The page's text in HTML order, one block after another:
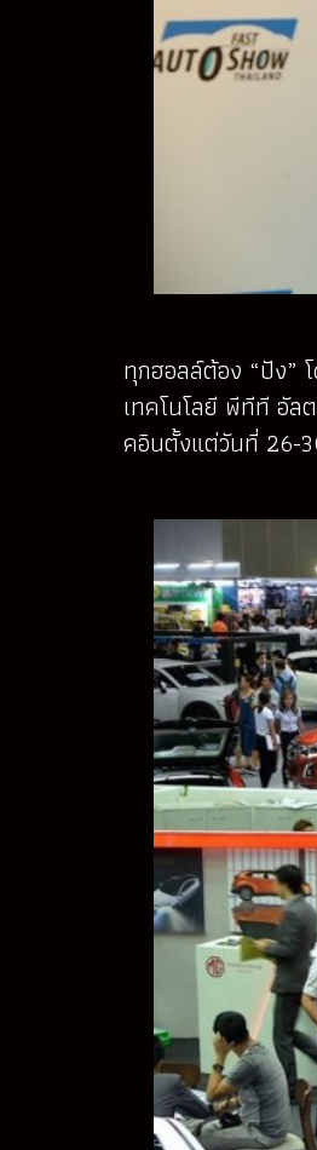
ทุกฮอลล์ต้อง “ปัง”
เทคโนโลยี พีทีที อัล
คอินตั้งแต่วันที่ 26-